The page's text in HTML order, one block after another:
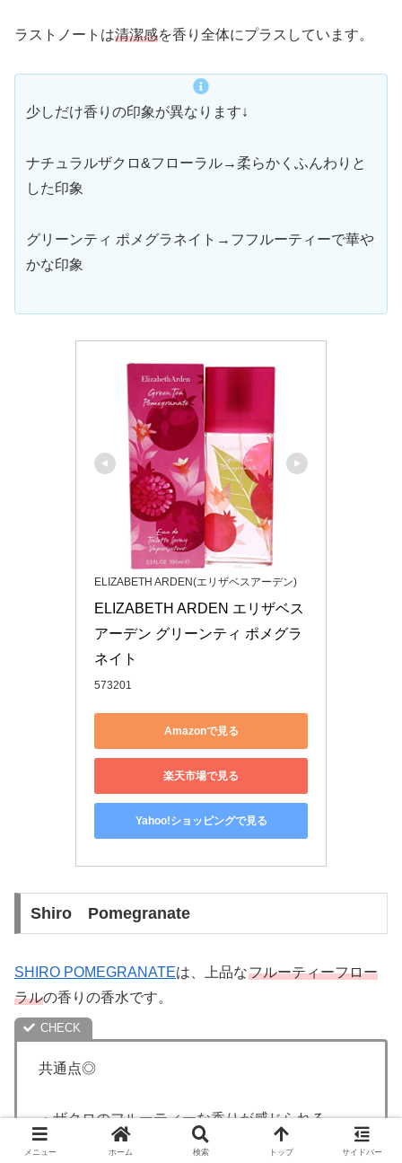
ラストノートは清潔感を香り全体にプラスしています。
少しだけ香りの印象が異なります↓
ナチュラルザクロ&フローラル→柔らかくふんわりと
した印象
グリーンティ ポメグラネイト→フフルーティーで華や
かな印象
ELIZABETH ARDEN(エリザベスアーデン)
ELIZABETH ARDEN エリザベス
アーデン グリーンティ ポメグラ
ネイト
573201
Amazonで見る
楽天市場で見る
Yahoo!ショッピングで見る
Shiro Pomegranate
SHIRO POMEGRANATEは、上品なフルーティーフロー
ラルの香りの香水です。
共通点◎
・ザクロのフルーティーな香りが感じられる
メニュー ホーム 検索 トップ サイドバー